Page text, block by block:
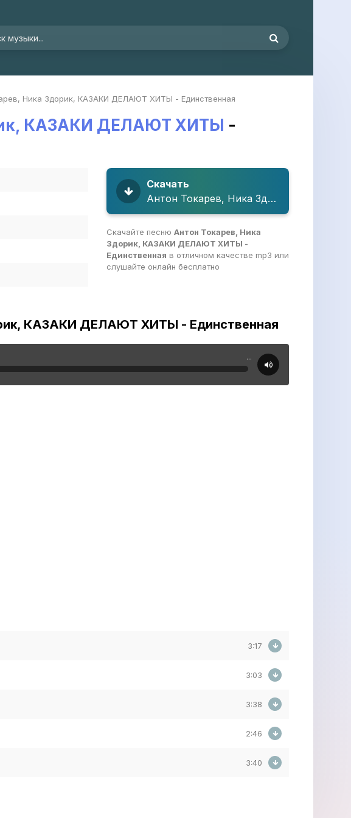
Ника Здорик, КАЗАКИ ДЕЛАЮТ ХИТЫ - Единственная
КАЗАКИ ДЕЛАЮТ ХИТЫ -
Скачать
Антон Токарев, Ника Здорик, КАЗАКИ ДЕЛАЮТ ХИТЫ - Единственная
Скачайте песню Антон Токарев, Ника
Здорик, КАЗАКИ ДЕЛАЮТ ХИТЫ -
Единственная в отличном качестве mp3 или
слушайте онлайн бесплатно
КАЗАКИ ДЕЛАЮТ ХИТЫ - Единственная
...
3:17
3:03
3:38
2:46
3:40